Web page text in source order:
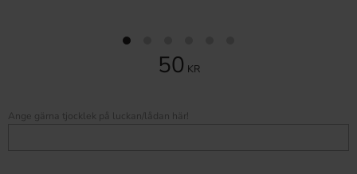
50 KR
Ange gärna tjocklek på luckan/lådan här!